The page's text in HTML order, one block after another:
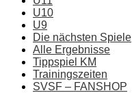
U10
U9
Die nächsten Spiele
Alle Ergebnisse
Tippspiel KM
Trainingszeiten
SVSF – FANSHOP